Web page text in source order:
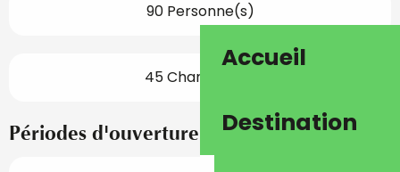
Accueil
Destination
90 Personne(s)
45 Chambre(s)
Périodes d'ouverture